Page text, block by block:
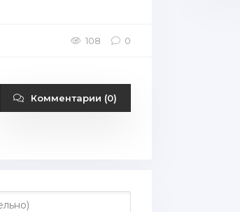
108 0
Комментарии (0)